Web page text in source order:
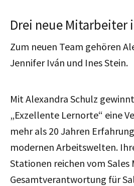
Drei neue Mitarbeiter
Zum neuen Team gehören
Jennifer Iván und Ines Stein.
Mit Alexandra Schulz
„Exzellente Lernorte“ eine
mehr als 20 Jahren
modernen Arbeitswelten.
Stationen reichen vom Sales
Gesamtverantwortung für